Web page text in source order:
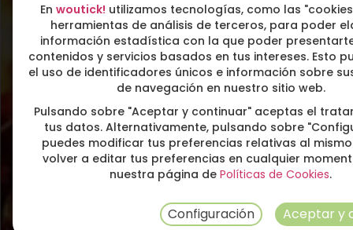
En woutick! utilizamos tecnologías, como las
herramientas de análisis de terceros, para poder
información estadística con la que poder
contenidos y servicios basados en tus intereses. Esto
el uso de identificadores únicos e información sobre
de navegación en nuestro sitio web.
Pulsando sobre "Aceptar y continuar" aceptas el
tus datos. Alternativamente, pulsando sobre
puedes modificar tus preferencias relativas al
volver a editar tus preferencias en cualquier
nuestra página de Políticas de Cookies.
Configuración Aceptar y